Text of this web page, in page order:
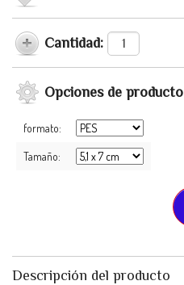
Cantidad:
Opciones de producto
formato:
Tamaño:
Descripción del producto